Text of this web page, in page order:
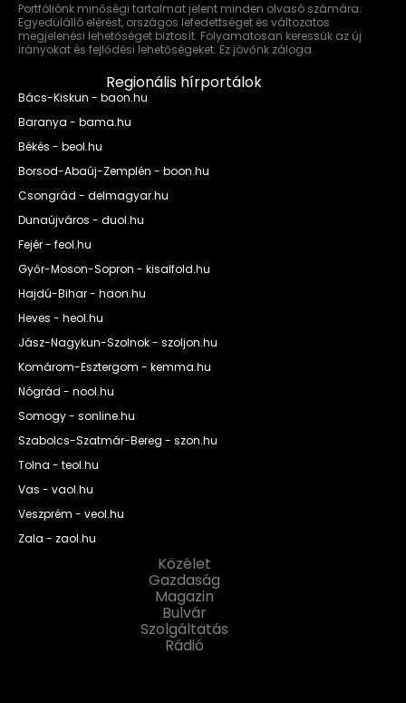
Portfóliónk minőségi tartalmat jelent minden olvasó számára.
Egyedülálló elérést, országos lefedettséget és változatos
megjelenési lehetőséget biztosít. Folyamatosan keressük az új
irányokat és fejlődési lehetőségeket. Ez jövőnk záloga.
Regionális hírportálok
Bács-Kiskun - baon.hu
Baranya - bama.hu
Békés - beol.hu
Borsod-Abaúj-Zemplén - boon.hu
Csongrád - delmagyar.hu
Dunaújváros - duol.hu
Fejér - feol.hu
Győr-Moson-Sopron - kisalfold.hu
Hajdú-Bihar - haon.hu
Heves - heol.hu
Jász-Nagykun-Szolnok - szoljon.hu
Komárom-Esztergom - kemma.hu
Nógrád - nool.hu
Somogy - sonline.hu
Szabolcs-Szatmár-Bereg - szon.hu
Tolna - teol.hu
Vas - vaol.hu
Veszprém - veol.hu
Zala - zaol.hu
Közélet
Gazdaság
Magazin
Bulvár
Szolgáltatás
Rádió